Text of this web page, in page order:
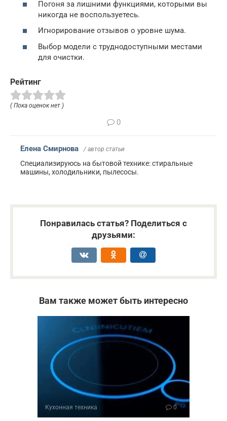
Погоня за лишними функциями, которыми вы
никогда не воспользуетесь.
Игнорирование отзывов о уровне шума.
Выбор модели с труднодоступными местами
для очистки.
Рейтинг
( Пока оценок нет )
0
Елена Смирнова / автор статьи
Специализируюсь на бытовой технике: стиральные
машины, холодильники, пылесосы.
Понравилась статья? Поделиться с
друзьями:
Вам также может быть интересно
Кухонная техника 0